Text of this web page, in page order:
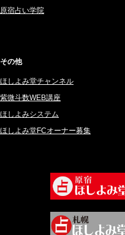
さてら (94)
桜望巴千 (270)
綺咲みゆき (22)
比呂 酒井 (59)
ロザリン (157)
坂宮 鈴果 (82)
尾羽奈美海 (95)
藻那ムール (2)
2024年12月 (57)
2024年11月 (38)
2024年10月 (36)
2024年9月 (39)
2024年8月 (45)
2024年5月 (92)
2024年3月 (49)
原宿占い学院
その他
ほしよみ堂チャンネル
紫微斗数WEB講座
ほしよみシステム
ほしよみ堂FCオーナー募集